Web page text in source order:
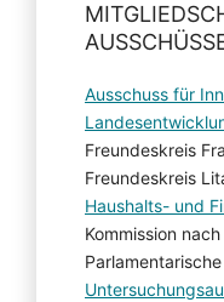
Ausschuss für
Freundeskreis
Freundeskreis
Haushalts- und
Kommission